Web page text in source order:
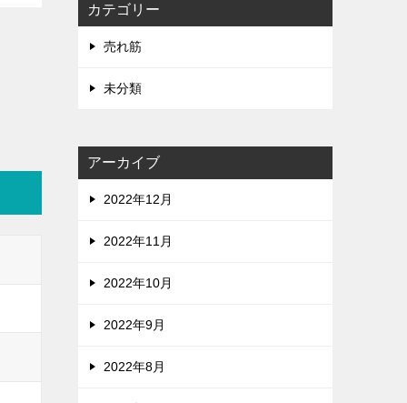
カテゴリー
売れ筋
未分類
アーカイブ
2022年12月
2022年11月
2022年10月
2022年9月
2022年8月